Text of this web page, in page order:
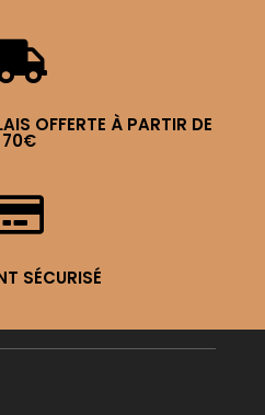
OFFERTE À PARTIR DE
70€
SÉCURISÉ